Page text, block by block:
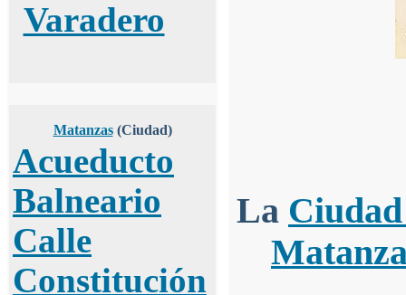
Varadero
Matanzas(Ciudad)
Acueducto
Balneario
Calle
Constitución
La